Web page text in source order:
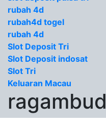
rubah 4d
rubah4d togel
rubah 4d
Slot Deposit Tri
Slot Deposit indosat
Slot Tri
Keluaran Macau